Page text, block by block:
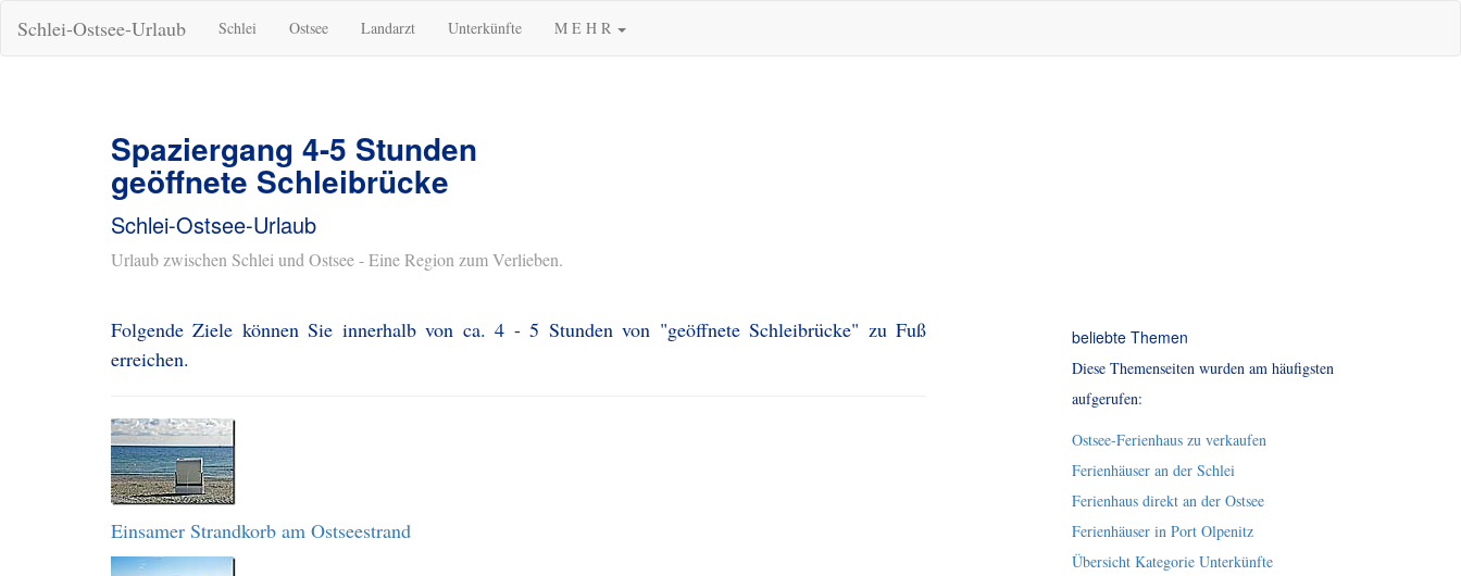
Schlei-Ostsee-Urlaub Schlei Ostsee Landarzt Unterkünfte M E H R
Spaziergang 4-5 Stunden
geöffnete Schleibrücke
Schlei-Ostsee-Urlaub
Urlaub zwischen Schlei und Ostsee - Eine Region zum Verlieben.
Folgende Ziele können Sie innerhalb von ca. 4 - 5 Stunden von "geöffnete Schleibrücke" zu Fuß
erreichen.
Einsamer Strandkorb am Ostseestrand
beliebte Themen
Diese Themenseiten wurden am häufigsten
aufgerufen:
Ostsee-Ferienhaus zu verkaufen
Ferienhäuser an der Schlei
Ferienhaus direkt an der Ostsee
Ferienhäuser in Port Olpenitz
Übersicht Kategorie Unterkünfte